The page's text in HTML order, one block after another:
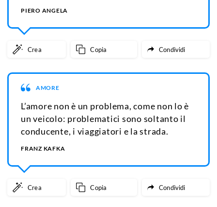
PIERO ANGELA
Crea Copia Condividi
AMORE
L’amore non è un problema, come non lo è
un veicolo: problematici sono soltanto il
conducente, i viaggiatori e la strada.
FRANZ KAFKA
Crea Copia Condividi